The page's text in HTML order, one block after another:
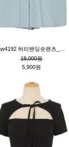
18,000원
5,900원